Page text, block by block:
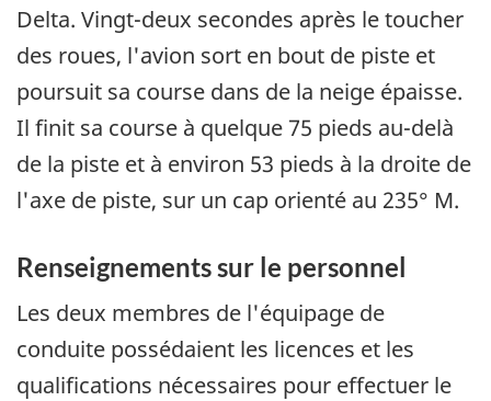
Delta. Vingt-deux secondes après le toucher
des roues, l'avion sort en bout de piste et
poursuit sa course dans de la neige épaisse.
Il finit sa course à quelque 75 pieds au-delà
de la piste et à environ 53 pieds à la droite de
l'axe de piste, sur un cap orienté au 235° M.
Renseignements sur le personnel
Les deux membres de l'équipage de
conduite possédaient les licences et les
qualifications nécessaires pour effectuer le